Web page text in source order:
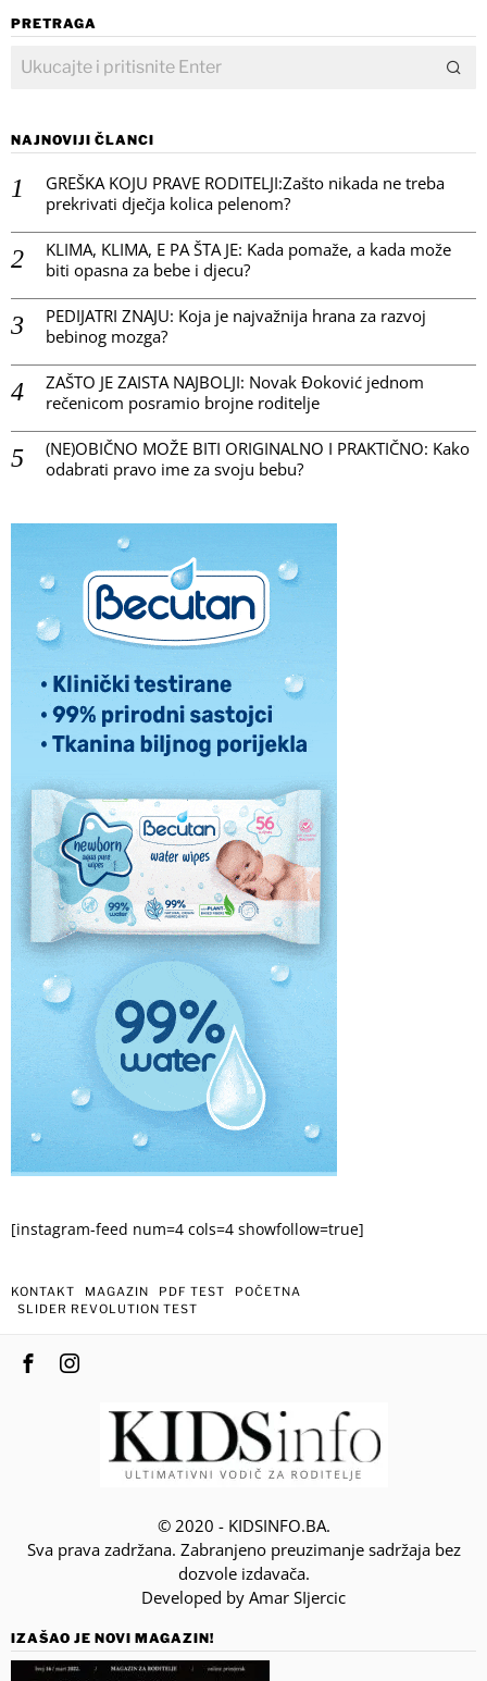
PRETRAGA
NAJNOVIJI ČLANCI
GREŠKA KOJU PRAVE RODITELJI:Zašto nikada ne treba
prekrivati dječja kolica pelenom?
KLIMA, KLIMA, E PA ŠTA JE: Kada pomaže, a kada može
biti opasna za bebe i djecu?
PEDIJATRI ZNAJU: Koja je najvažnija hrana za razvoj
bebinog mozga?
ZAŠTO JE ZAISTA NAJBOLJI: Novak Đoković jednom
rečenicom posramio brojne roditelje
(NE)OBIČNO MOŽE BITI ORIGINALNO I PRAKTIČNO: Kako
odabrati pravo ime za svoju bebu?
[instagram-feed num=4 cols=4 showfollow=true]
KONTAKT MAGAZIN PDF TEST
POČETNA
SLIDER REVOLUTION TEST
© 2020 - KIDSINFO.BA.
Sva prava zadržana. Zabranjeno preuzimanje sadržaja bez
dozvole izdavača.
Developed by Amar SIjercic
IZAŠAO JE NOVI MAGAZIN!